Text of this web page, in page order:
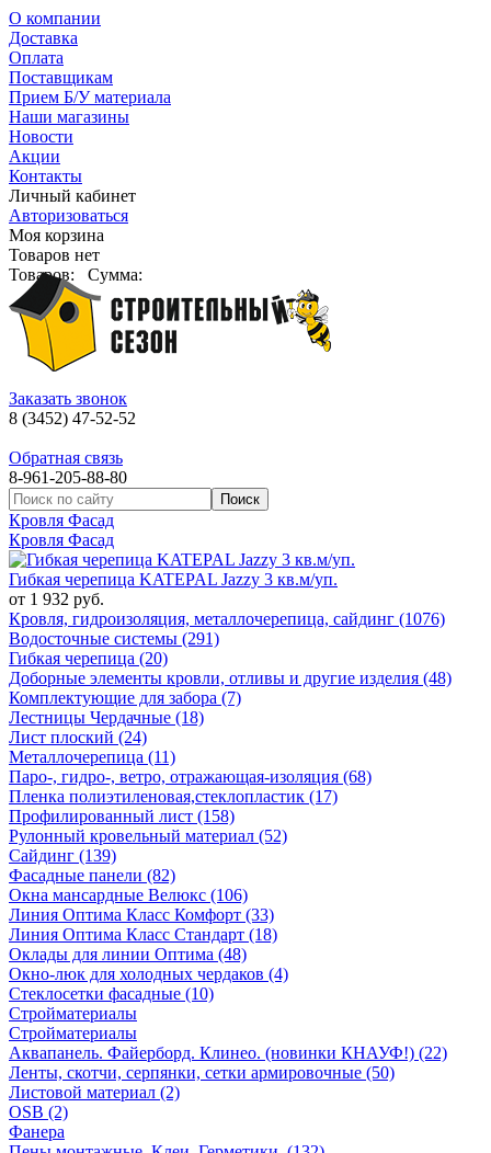
О компании
Доставка
Оплата
Поставщикам
Прием Б/У материала
Наши магазины
Новости
Акции
Контакты
Личный кабинет
Авторизоваться
Моя корзина
Товаров нет
Товаров:
Сумма:
Заказать звонок
8 (3452) 47-52-52
Обратная связь
8-961-205-88-80
Кровля Фасад
Кровля Фасад
Гибкая черепица KATEPAL Jazzy 3 кв.м/уп.
от 1 932 руб.
Кровля, гидроизоляция, металлочерепица, сайдинг (1076)
Водосточные системы (291)
Гибкая черепица (20)
Доборные элементы кровли, отливы и другие изделия (48)
Комплектующие для забора (7)
Лестницы Чердачные (18)
Лист плоский (24)
Металлочерепица (11)
Паро-, гидро-, ветро, отражающая-изоляция (68)
Пленка полиэтиленовая,стеклопластик (17)
Профилированный лист (158)
Рулонный кровельный материал (52)
Сайдинг (139)
Фасадные панели (82)
Окна мансардные Велюкс (106)
Линия Оптима Класс Комфорт (33)
Линия Оптима Класс Стандарт (18)
Оклады для линии Оптима (48)
Окно-люк для холодных чердаков (4)
Стеклосетки фасадные (10)
Стройматериалы
Стройматериалы
Аквапанель. Файерборд. Клинео. (новинки КНАУФ!) (22)
Ленты, скотчи, серпянки, сетки армировочные (50)
Листовой материал (2)
OSB (2)
Фанера